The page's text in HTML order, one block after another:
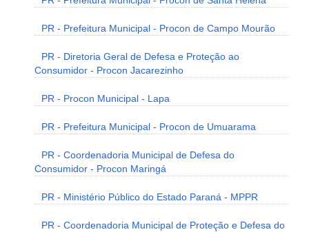
PR - Prefeitura Municipal - Procon de Campo Mourão
PR - Diretoria Geral de Defesa e Proteção ao
Consumidor - Procon Jacarezinho
PR - Procon Municipal - Lapa
PR - Prefeitura Municipal - Procon de Umuarama
PR - Coordenadoria Municipal de Defesa do
Consumidor - Procon Maringá
PR - Ministério Público do Estado Paraná - MPPR
PR - Coordenadoria Municipal de Proteção e Defesa do